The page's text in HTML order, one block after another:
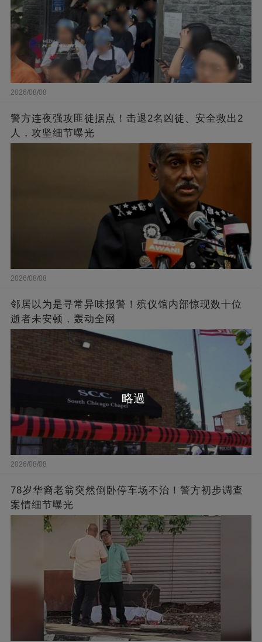
2026/08/08
警方连夜强攻匪徒据点！击退2名凶徒、安全救出2
人，攻坚细节曝光
2026/08/08
邻居以为是寻常异味报警！殡仪馆内部惊现数十位
逝者未安顿，轰动全网
2026/08/08
78岁华裔老翁突然倒卧停车场不治！警方初步调查
案情细节曝光
略過